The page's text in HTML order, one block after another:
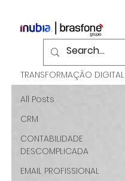
All Posts
CRM
CONTABILIDADE
DESCOMPLICADA
EMAIL PROFISSIONAL
TRANSFORMAÇÃO DIGITAL